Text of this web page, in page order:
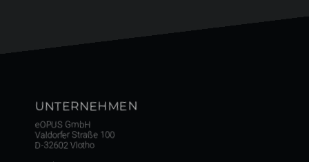
UNTERNEHMEN
eOPUS GmbH
Valdorfer Straße 100
D-32602 Vlotho